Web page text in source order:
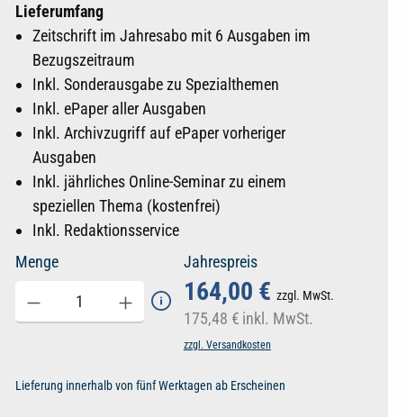
Lieferumfang
Zeitschrift im Jahresabo mit 6 Ausgaben im
Bezugszeitraum
Inkl. Sonderausgabe zu Spezialthemen
Inkl. ePaper aller Ausgaben
Inkl. Archivzugriff auf ePaper vorheriger
Ausgaben
Inkl. jährliches Online-Seminar zu einem
speziellen Thema (kostenfrei)
Inkl. Redaktionsservice
Menge
Jahrespreis
164,00 € zzgl. MwSt.
175,48 € inkl. MwSt.
zzgl. Versandkosten
Lieferung innerhalb von fünf Werktagen ab Erscheinen